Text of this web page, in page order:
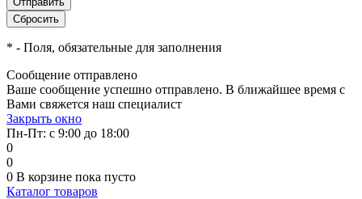
* - Поля, обязательные для заполнения
Сообщение отправлено
Ваше сообщение успешно отправлено. В ближайшее время с
Вами свяжется наш специалист
Закрыть окно
Пн-Пт: с 9:00 до 18:00
0
0
0 В корзине пока пусто
Каталог товаров